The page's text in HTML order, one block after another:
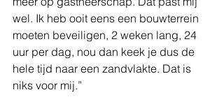
wel. Ik heb ooit eens een bouwterrein
moeten beveiligen, 2 weken lang, 24
uur per dag, nou dan keek je dus de
hele tijd naar een zandvlakte. Dat is
niks voor mij.”